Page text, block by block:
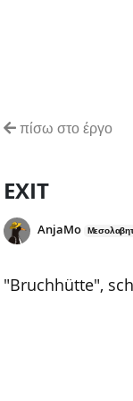
πίσω στο έργο
EXIT
AnjaMo
"Bruchhütte",